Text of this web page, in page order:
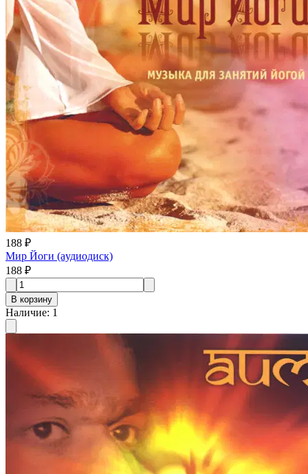
188 ₽
Мир Йоги (aудиодиск)
188 ₽
В корзину
Наличие: 1